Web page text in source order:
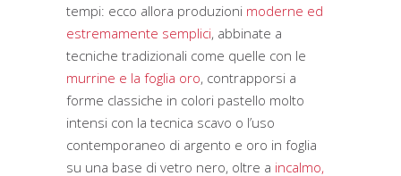
tempi: ecco allora produzioni moderne ed
estremamente semplici, abbinate a
tecniche tradizionali come quelle con le
murrine e la foglia oro, contrapporsi a
forme classiche in colori pastello molto
intensi con la tecnica scavo o l’uso
contemporaneo di argento e oro in foglia
su una base di vetro nero, oltre a incalmo,